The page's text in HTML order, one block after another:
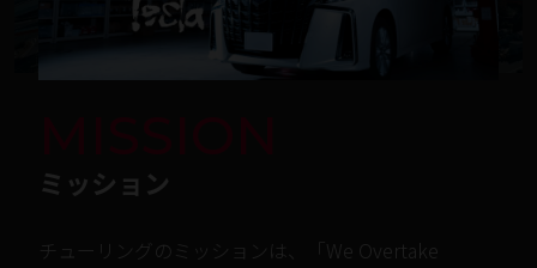
ミッション
チューリングのミッションは、「We Overtake